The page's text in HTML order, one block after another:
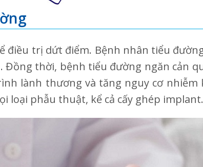
điều trị dứt điểm. Bệnh nhân tiểu
Đồng thời, bệnh tiểu đường ngăn cản
lành thương và tăng nguy cơ nhiễm
loại phẫu thuật, kể cả cấy ghép implant.